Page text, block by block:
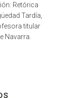
Retórica
Tardía,
titular
Navarra.